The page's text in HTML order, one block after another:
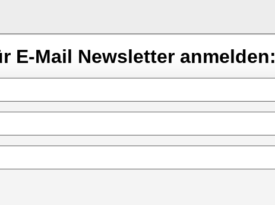
E-Mail Newsletter anmelden: